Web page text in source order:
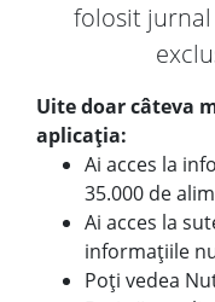
folosit
Uite doar câteva
aplicația:
Ai acces la
35.000 de
Ai acces la
informațiile
Poți vedea